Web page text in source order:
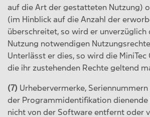
auf die Art der gestatteten Nutzung)
(im Hinblick auf die Anzahl der
überschreitet, so wird er unverzüglich
Nutzung notwendigen
Unterlässt er dies, so wird die MiniTec
die ihr zustehenden Rechte geltend
(7) Urhebervermerke,
der Programmidentifikation dienende
nicht von der Software entfernt oder